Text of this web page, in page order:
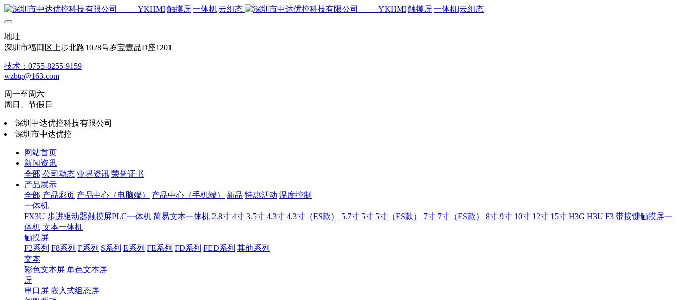
地址
深圳市福田区上步北路1028号岁宝壹品D座1201
技术：0755-8255-9159
wzbtp@163.com
周一至周六
周日、节假日
深圳中达优控科技有限公司
深圳市中达优控
网站首页
新闻资讯
全部 公司动态 业界资讯 荣誉证书
产品展示
全部 产品彩页 产品中心（电脑端） 产品中心（手机端） 新品 特惠活动 温度控制
一体机
FX3U 步进驱动器触摸屏PLC一体机 简易文本一体机 2.8寸 4寸 3.5寸 4.3寸 4.3寸（ES款） 5.7寸 5寸 5寸（ES款） 7寸 7寸（ES款） 8寸 9寸 10寸 12寸 15寸 H3G H3U F3 带按键触摸屏一
体机 文本一体机
触摸屏
F2系列 F8系列 F系列 S系列 E系列 FE系列 FD系列 FED系列 其他系列
文本
彩色文本屏 单色文本屏
屏
串口屏 嵌入式组态屏